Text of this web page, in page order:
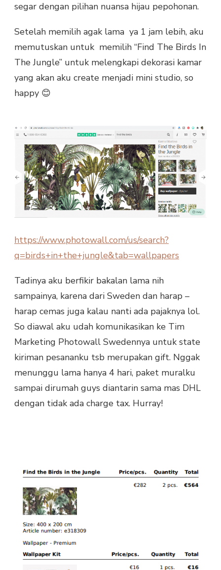
segar dengan pilihan nuansa hijau pepohonan.
Setelah memilih agak lama ya 1 jam lebih, aku
memutuskan untuk memilih “Find The Birds In
The Jungle” untuk melengkapi dekorasi kamar
yang akan aku create menjadi mini studio, so
happy 😊
https://www.photowall.com/us/search?
q=birds+in+the+jungle&tab=wallpapers
Tadinya aku berfikir bakalan lama nih
sampainya, karena dari Sweden dan harap –
harap cemas juga kalau nanti ada pajaknya lol.
So diawal aku udah komunikasikan ke Tim
Marketing Photowall Swedennya untuk state
kiriman pesananku tsb merupakan gift. Nggak
menunggu lama hanya 4 hari, paket muralku
sampai dirumah guys diantarin sama mas DHL
dengan tidak ada charge tax. Hurray!